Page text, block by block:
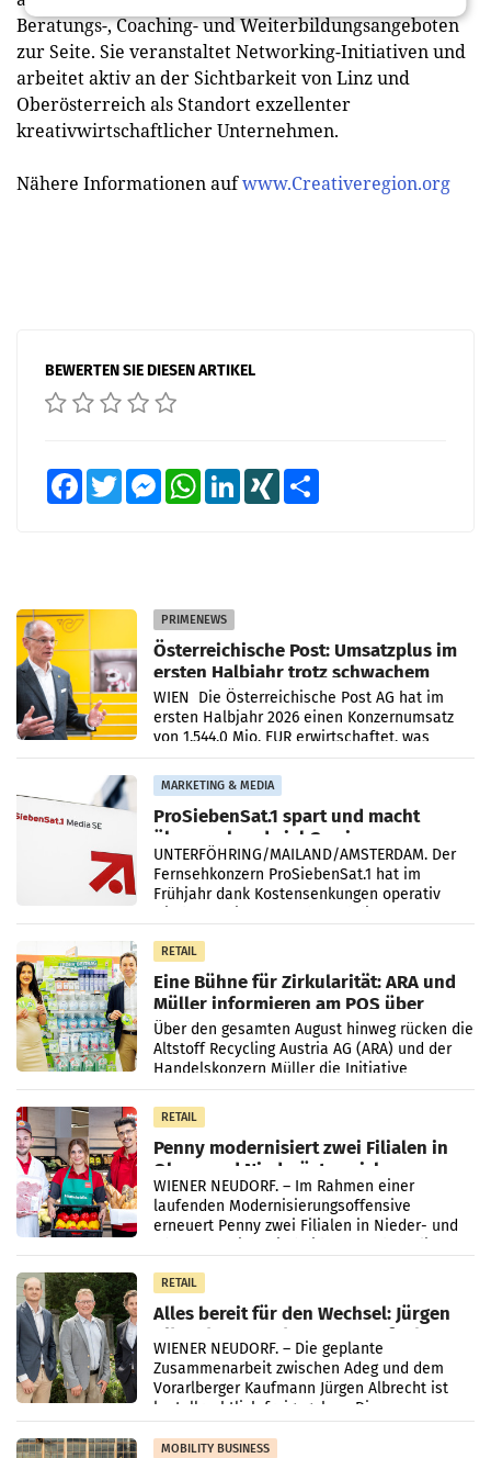
Beratungs-, Coaching- und Weiterbildungsangeboten
zur Seite. Sie veranstaltet Networking-Initiativen und
arbeitet aktiv an der Sichtbarkeit von Linz und
Oberösterreich als Standort exzellenter
kreativwirtschaftlicher Unternehmen.
Nähere Informationen aufwww.Creativeregion.org
BEWERTEN SIE DIESEN ARTIKEL
FacebookTwitter MessengerWhatsAppLinkedInXING
PRIMENEWS
Österreichische Post: Umsatzplus im
ersten Halbjahr trotz schwachem
Briefgeschäft
WIEN Die Österreichische Post AG hat im
ersten Halbjahr 2026 einen Konzernumsatz
von 1.544,0 Mio. EUR erwirtschaftet, was
einem Plus von 3,8 Prozent gegenüber dem
Vergleichszeitraum
MARKETING & MEDIA
ProSiebenSat.1 spart und macht
überraschend viel Gewinn
UNTERFÖHRING/MAILAND/AMSTERDAM. Der
Fernsehkonzern ProSiebenSat.1 hat im
Frühjahr dank Kostensenkungen operativ
RETAIL
Eine Bühne für Zirkularität: ARA und
Müller informieren am POS über
Kreislauffähigkeit
Über den gesamten August hinweg rücken die
Altstoff Recycling Austria AG (ARA) und der
Handelskonzern Müller die Initiative
„Kreislauf-Helden“ in allen österreichischen
Müller-Filialen
RETAIL
Penny modernisiert zwei Filialen in
Ober- und Niederösterreich
WIENER NEUDORF. – Im Rahmen einer
laufenden Modernisierungsoffensive
erneuert Penny zwei Filialen in Nieder- und
RETAIL
Alles bereit für den Wechsel: Jürgen
Albrecht setzt ab 1.1.2027 auf Adeg
WIENER NEUDORF. – Die geplante
Zusammenarbeit zwischen Adeg und dem
Vorarlberger Kaufmann Jürgen Albrecht ist
kartellrechtlich freigegeben: Die
Bundeswettbewerbsbehörde und der
Bundeskartellanwalt
MOBILITY BUSINESS